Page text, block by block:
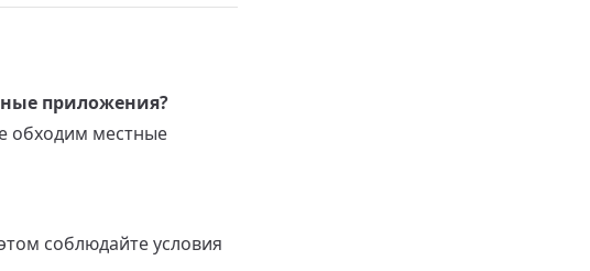
приложения?
обходим местные
соблюдайте условия